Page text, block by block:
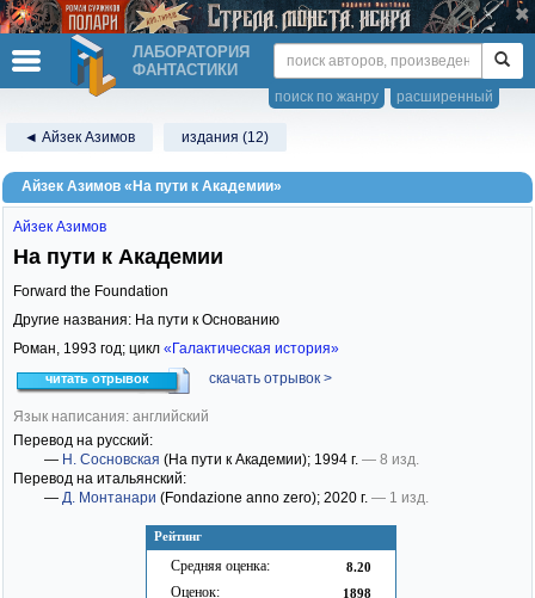
ЛАБОРАТОРИЯ
ФАНТАСТИКИ
расширенный
поиск по жанру
◄ Айзек Азимов издания (12)
Айзек Азимов «На пути к Академии»
Рейтинг
Средняя оценка: 8.20
Оценок: 1898
Айзек Азимов
На пути к Академии
Forward the Foundation
Другие названия: На пути к Основанию
Роман, 1993 год; цикл «Галактическая история»
читать отрывок скачать отрывок >
Язык написания: английский
Перевод на русский:
— Н. Сосновская (На пути к Академии); 1994 г. — 8 изд.
Перевод на итальянский:
— Д. Монтанари (Fondazione anno zero); 2020 г. — 1 изд.